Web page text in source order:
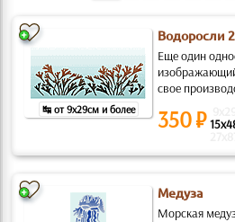
↹ от 9x29см и более
Водоросли 2
Еще один
свое
350 ₽
Медуза
Морская